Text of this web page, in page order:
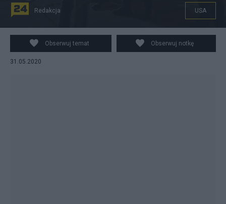
Protesty po śmierci George'a Floyda.
Redakcja USA
Obserwuj temat Obserwuj notkę
31.05.2020